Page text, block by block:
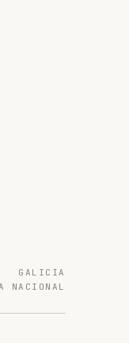
GALICIA
NACIONAL